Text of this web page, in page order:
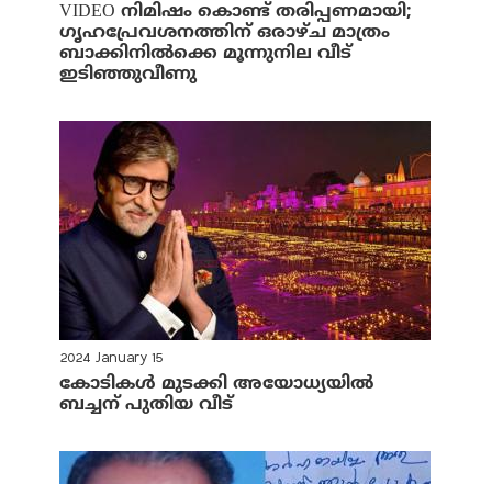
VIDEO നിമിഷം കൊണ്ട് തരിപ്പണമായി;
ഗൃഹപ്രേവശനത്തിന് ഒരാഴ്ച മാത്രം
ബാക്കിനില്‍ക്കെ മൂന്നുനില വീട്
ഇടിഞ്ഞുവീണു
2024 January 15
കോടികള്‍ മുടക്കി അയോധ്യയില്‍
ബച്ചന് പുതിയ വീട്